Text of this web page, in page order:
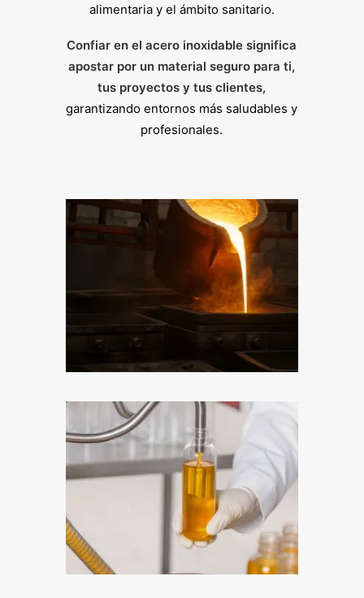
alimentaria y el ámbito sanitario.
Confiar en el acero inoxidable significa
apostar por un material seguro para ti,
tus proyectos y tus clientes,
garantizando entornos más saludables y
profesionales.